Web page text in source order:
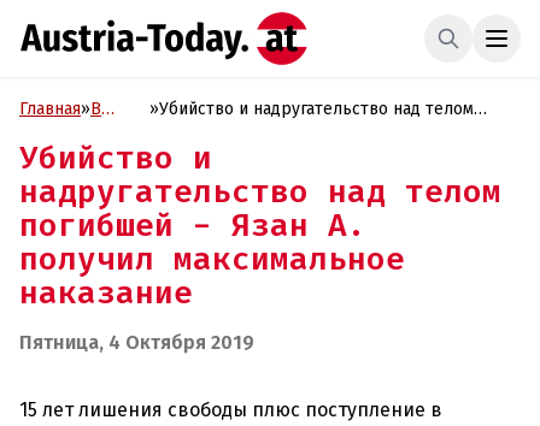
Главная»В
»Убийство и надругательство над телом
наказание
Убийство и
надругательство над телом
погибшей - Язан А.
получил максимальное
наказание
Пятница, 4 Октября 2019
15 лет лишения свободы плюс поступление в